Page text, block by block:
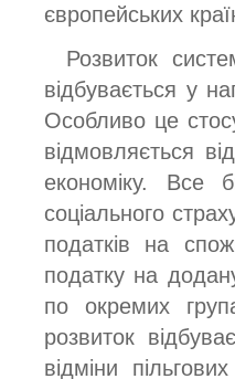
європейських
Розвиток
відбувається у
Особливо це
відмовляється
економіку. Все
соціального
податків на
податку на
по окремих
розвиток
відміни